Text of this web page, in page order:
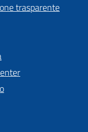
trasparente